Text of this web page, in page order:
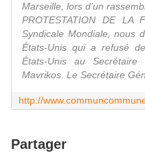
Marseille, lors d’un
PROTESTATION DE
Syndicale Mondiale, nous
États-Unis qui a refusé
États-Unis au
Mavrikos. Le Secrétaire
Partager